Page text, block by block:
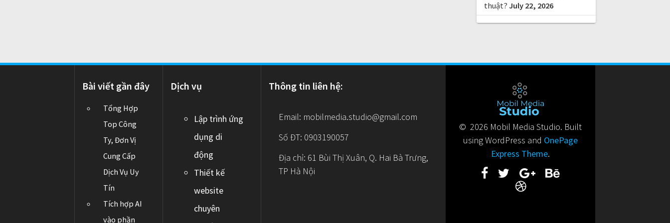
thuật? July 22, 2026
Bài viết gần đây
Tổng Hợp
Top Công
Ty, Đơn Vị
Cung Cấp
Dịch Vụ Uy
Tín
Tích hợp AI
vào phần
Dịch vụ
Lập trình ứng
dụng di
động
Thiết kế
website
chuyên
Thông tin liên hệ:
Email: mobilmedia.studio@gmail.com
Số ĐT: 0903190057
Địa chỉ: 61 Bùi Thị Xuân, Q. Hai Bà Trưng,
TP Hà Nội
© 2026 Mobil Media Studio. Built
using WordPress and OnePage
Express Theme.